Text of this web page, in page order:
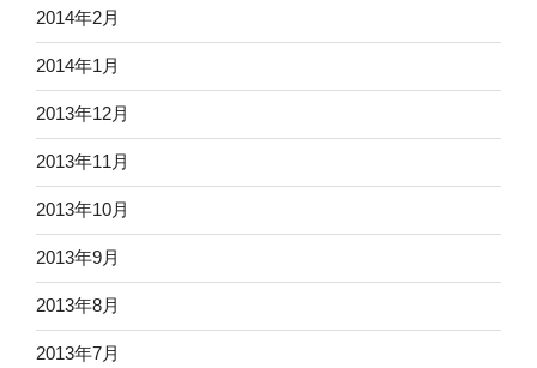
2014年2月
2014年1月
2013年12月
2013年11月
2013年10月
2013年9月
2013年8月
2013年7月